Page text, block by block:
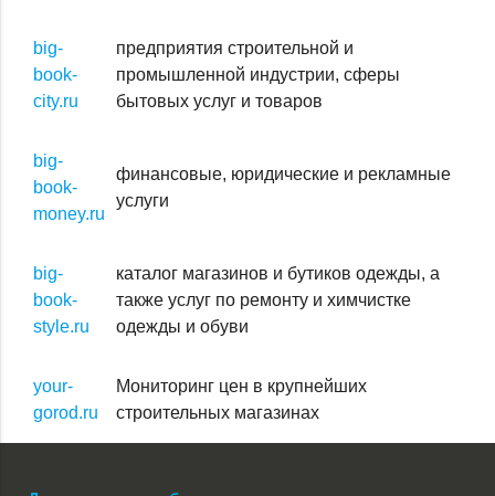
big-
book-
city.ru
предприятия строительной и
промышленной индустрии, сферы
бытовых услуг и товаров
big-
book-
money.ru
финансовые, юридические и рекламные
услуги
big-
book-
style.ru
каталог магазинов и бутиков одежды, а
также услуг по ремонту и химчистке
одежды и обуви
your-
gorod.ru
Мониторинг цен в крупнейших
строительных магазинах